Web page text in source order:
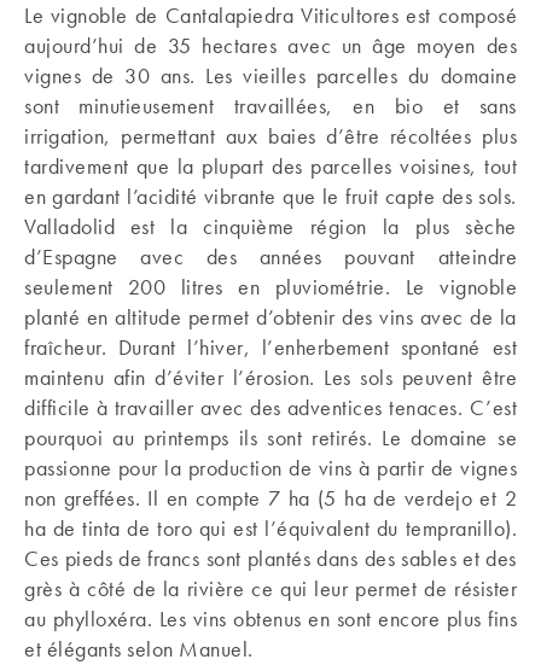
Le vignoble de Cantalapiedra Viticultores est composé
aujourd’hui de 35 hectares avec un âge moyen des
vignes de 30 ans. Les vieilles parcelles du domaine
sont minutieusement travaillées, en bio et sans
irrigation, permettant aux baies d’être récoltées plus
tardivement que la plupart des parcelles voisines, tout
en gardant l’acidité vibrante que le fruit capte des sols.
Valladolid est la cinquième région la plus sèche
d’Espagne avec des années pouvant atteindre
seulement 200 litres en pluviométrie. Le vignoble
planté en altitude permet d’obtenir des vins avec de la
fraîcheur. Durant l’hiver, l’enherbement spontané est
maintenu afin d’éviter l’érosion. Les sols peuvent être
difficile à travailler avec des adventices tenaces. C’est
pourquoi au printemps ils sont retirés. Le domaine se
passionne pour la production de vins à partir de vignes
non greffées. Il en compte 7 ha (5 ha de verdejo et 2
ha de tinta de toro qui est l’équivalent du tempranillo).
Ces pieds de francs sont plantés dans des sables et des
grès à côté de la rivière ce qui leur permet de résister
au phylloxéra. Les vins obtenus en sont encore plus fins
et élégants selon Manuel.